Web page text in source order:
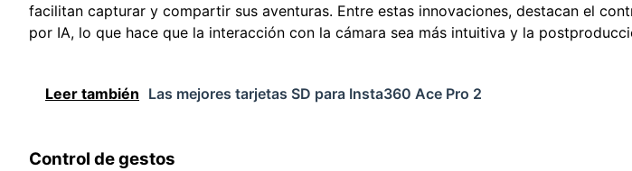
facilitan capturar y compartir sus aventuras. Entre estas innovaciones, destacan el
por IA, lo que hace que la interacción con la cámara sea más intuitiva y la
Leer también Las mejores tarjetas SD para Insta360 Ace Pro 2
Control de gestos